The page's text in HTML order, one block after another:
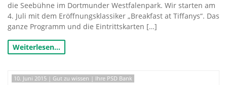
die Seebühne im Dortmunder Westfalenpark. Wir starten am
4. Juli mit dem Eröffnungsklassiker „Breakfast at Tiffanys“. Das
ganze Programm und die Eintrittskarten […]
Weiterlesen…
10. Juni 2015 | Gut zu wissen | Ihre PSD Bank